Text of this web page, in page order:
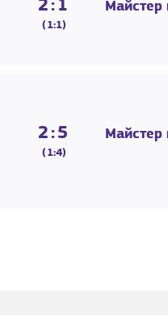
2:1
(1:1)
Майстер
2:5
(1:4)
Майстер